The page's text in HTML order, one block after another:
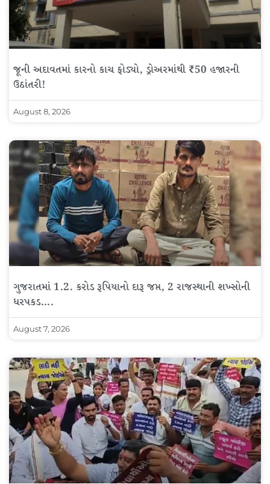
જૂની અદાવતમાં કારનો કાચ ફોડ્યો, ડ્રોઅરમાંથી ₹50 હજારની
ઉઠાંતરી!
August 8, 2026
ગુજરાતમાં 1.2. કરોડ રૂપિયાનો દારૂ જપ્ત, 2 રાજસ્થાની શખ્સોની
ધરપકડ….
August 7, 2026